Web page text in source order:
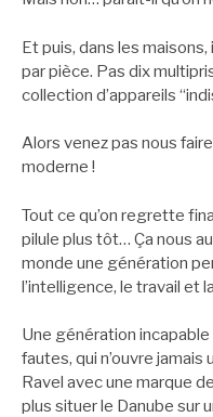
Et puis, dans les
par pièce. Pas dix
collection d’appareils
Alors venez pas nous
moderne !
Tout ce qu’on regrette
pilule plus tôt… Ça nous
monde une génération
l’intelligence, le travail et
Une génération
fautes, qui n’ouvre
Ravel avec une marque
plus situer le Danube sur